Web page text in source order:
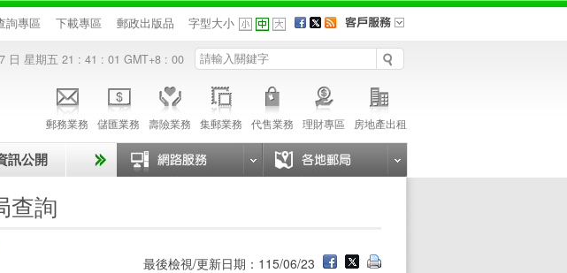
詢專區 下載專區 郵政出版品 字型大小
日 星期五 21 : 41 : 02 GMT+8 : 00
郵務業務 儲匯業務 壽險業務 集郵業務 代售業務 理財專區 房地產出租
訊公開
查詢
最後檢視/更新日期：115/06/23